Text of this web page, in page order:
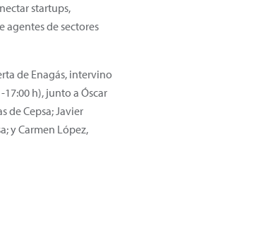
startups,
agentes de sectores
de Enagás, intervino
h), junto a Óscar
de Cepsa; Javier
y Carmen López,